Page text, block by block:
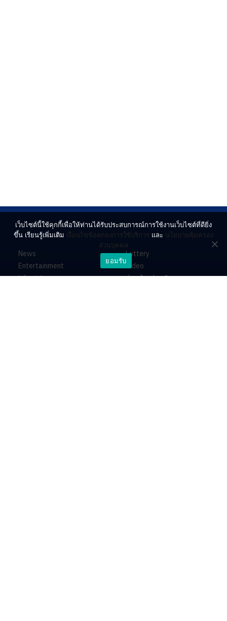
News
Entertainment
Lifestyle
Lottery
Video
ร่วมด้วยช่วยกัน
เว็บไซต์นี้ใช้คุกกี้เพื่อให้ท่านได้รับประสบการณ์การใช้งานเว็บไซต์ที่ดียิ่ง
ขึ้น เรียนรู้เพิ่มเติม เงื่อนไขข้อตกลงการใช้บริการ และ นโยบายคุ้มครอง
ส่วนบุคคล
ยอมรับ